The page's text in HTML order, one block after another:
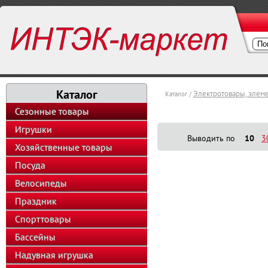
Каталог
Сезонные товары
Игрушки
Хозяйственные товары
Посуда
Велосипеды
Праздник
Спорттовары
Бассейны
Надувная игрушка
Каталог / Электротовары,
Выводить по 10